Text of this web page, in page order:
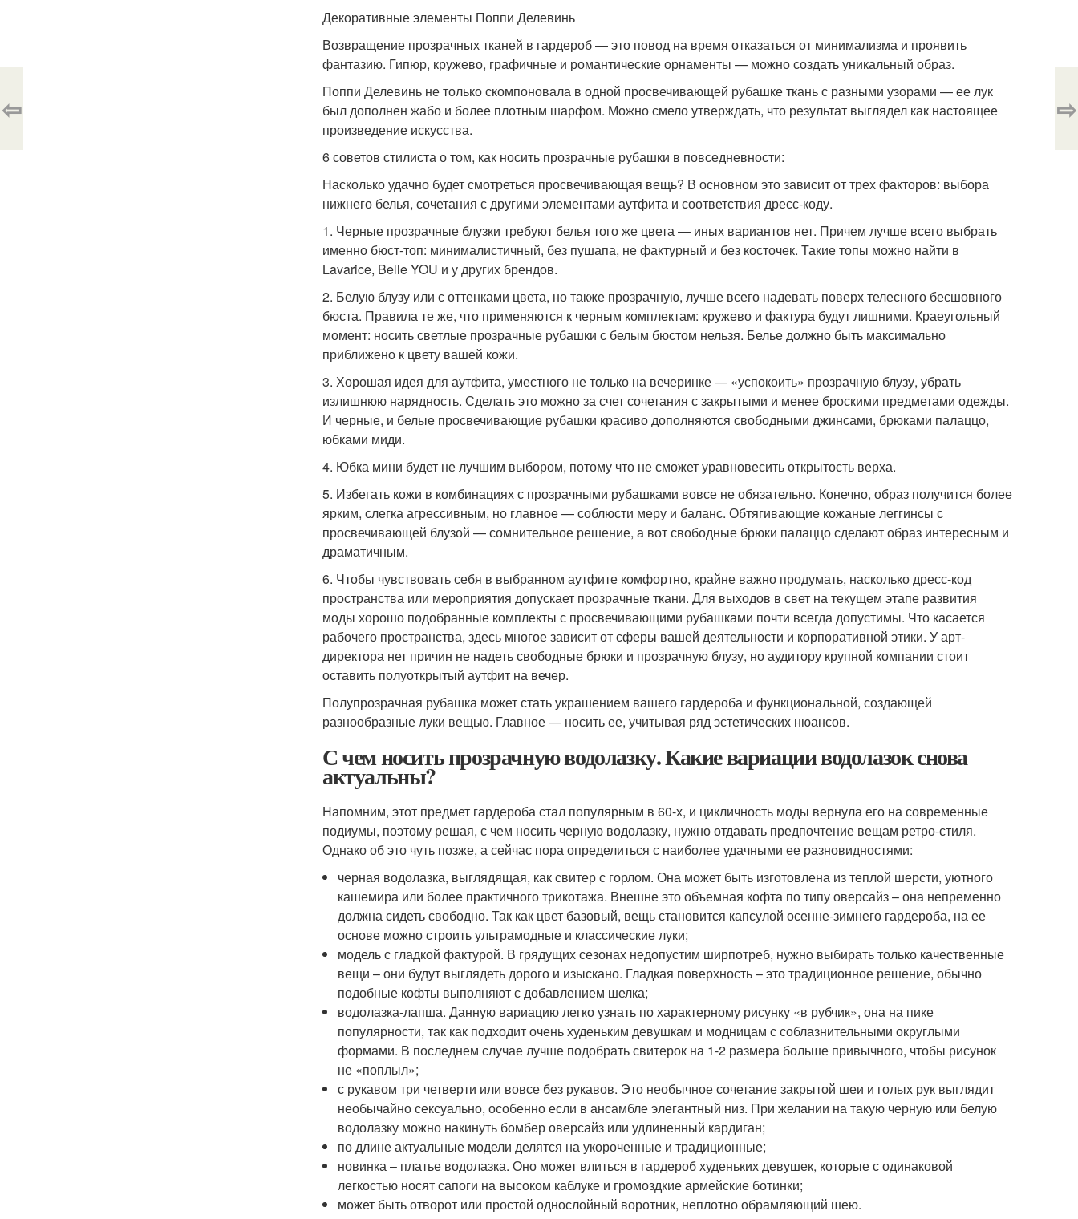
Декоративные элементы Поппи Делевинь
Возвращение прозрачных тканей в гардероб — это повод на время отказаться от минимализма и проявить
фантазию. Гипюр, кружево, графичные и романтические орнаменты — можно создать уникальный образ.
Поппи Делевинь не только скомпоновала в одной просвечивающей рубашке ткань с разными узорами — ее лук
был дополнен жабо и более плотным шарфом. Можно смело утверждать, что результат выглядел как настоящее
произведение искусства.
6 советов стилиста о том, как носить прозрачные рубашки в повседневности:
Насколько удачно будет смотреться просвечивающая вещь? В основном это зависит от трех факторов: выбора
нижнего белья, сочетания с другими элементами аутфита и соответствия дресс-коду.
1. Черные прозрачные блузки требуют белья того же цвета — иных вариантов нет. Причем лучше всего выбрать
именно бюст-топ: минималистичный, без пушапа, не фактурный и без косточек. Такие топы можно найти в
Lavarice, Belle YOU и у других брендов.
2. Белую блузу или с оттенками цвета, но также прозрачную, лучше всего надевать поверх телесного бесшовного
бюста. Правила те же, что применяются к черным комплектам: кружево и фактура будут лишними. Краеугольный
момент: носить светлые прозрачные рубашки с белым бюстом нельзя. Белье должно быть максимально
приближено к цвету вашей кожи.
3. Хорошая идея для аутфита, уместного не только на вечеринке — «успокоить» прозрачную блузу, убрать
излишнюю нарядность. Сделать это можно за счет сочетания с закрытыми и менее броскими предметами одежды.
И черные, и белые просвечивающие рубашки красиво дополняются свободными джинсами, брюками палаццо,
юбками миди.
4. Юбка мини будет не лучшим выбором, потому что не сможет уравновесить открытость верха.
5. Избегать кожи в комбинациях с прозрачными рубашками вовсе не обязательно. Конечно, образ получится более
ярким, слегка агрессивным, но главное — соблюсти меру и баланс. Обтягивающие кожаные леггинсы с
просвечивающей блузой — сомнительное решение, а вот свободные брюки палаццо сделают образ интересным и
драматичным.
6. Чтобы чувствовать себя в выбранном аутфите комфортно, крайне важно продумать, насколько дресс-код
пространства или мероприятия допускает прозрачные ткани. Для выходов в свет на текущем этапе развития
моды хорошо подобранные комплекты с просвечивающими рубашками почти всегда допустимы. Что касается
рабочего пространства, здесь многое зависит от сферы вашей деятельности и корпоративной этики. У арт-
директора нет причин не надеть свободные брюки и прозрачную блузу, но аудитору крупной компании стоит
оставить полуоткрытый аутфит на вечер.
Полупрозрачная рубашка может стать украшением вашего гардероба и функциональной, создающей
разнообразные луки вещью. Главное — носить ее, учитывая ряд эстетических нюансов.
С чем носить прозрачную водолазку. Какие вариации водолазок снова
актуальны?
Напомним, этот предмет гардероба стал популярным в 60-х, и цикличность моды вернула его на современные
подиумы, поэтому решая, с чем носить черную водолазку, нужно отдавать предпочтение вещам ретро-стиля.
Однако об это чуть позже, а сейчас пора определиться с наиболее удачными ее разновидностями:
черная водолазка, выглядящая, как свитер с горлом. Она может быть изготовлена из теплой шерсти, уютного
кашемира или более практичного трикотажа. Внешне это объемная кофта по типу оверсайз – она непременно
должна сидеть свободно. Так как цвет базовый, вещь становится капсулой осенне-зимнего гардероба, на ее
основе можно строить ультрамодные и классические луки;
модель с гладкой фактурой. В грядущих сезонах недопустим ширпотреб, нужно выбирать только качественные
вещи – они будут выглядеть дорого и изыскано. Гладкая поверхность – это традиционное решение, обычно
подобные кофты выполняют с добавлением шелка;
водолазка-лапша. Данную вариацию легко узнать по характерному рисунку «в рубчик», она на пике
популярности, так как подходит очень худеньким девушкам и модницам с соблазнительными округлыми
формами. В последнем случае лучше подобрать свитерок на 1-2 размера больше привычного, чтобы рисунок
не «поплыл»;
с рукавом три четверти или вовсе без рукавов. Это необычное сочетание закрытой шеи и голых рук выглядит
необычайно сексуально, особенно если в ансамбле элегантный низ. При желании на такую черную или белую
водолазку можно накинуть бомбер оверсайз или удлиненный кардиган;
по длине актуальные модели делятся на укороченные и традиционные;
новинка – платье водолазка. Оно может влиться в гардероб худеньких девушек, которые с одинаковой
легкостью носят сапоги на высоком каблуке и громоздкие армейские ботинки;
может быть отворот или простой однослойный воротник, неплотно обрамляющий шею.
⇦ ⇨